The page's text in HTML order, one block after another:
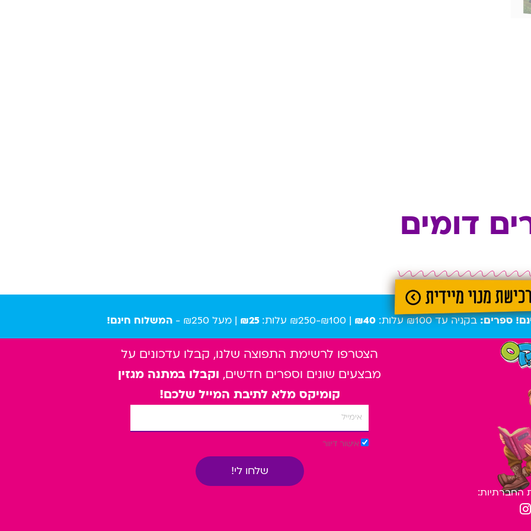
דומים
ספרים:בקניה עד ₪100 עלות: ₪40 | ₪100-₪250 עלות: ₪25 | מעל ₪250 - המשלוח חינם!
החברתיות:
I
n
הצטרפו לרשימת התפוצה שלנו, קבלו עדכונים על
מבצעים שונים וספרים חדשים, וקבלו במתנה מגזין
קומיקס מלא לתיבת המייל שלכם!
אישור דיוור
שלחו לי!